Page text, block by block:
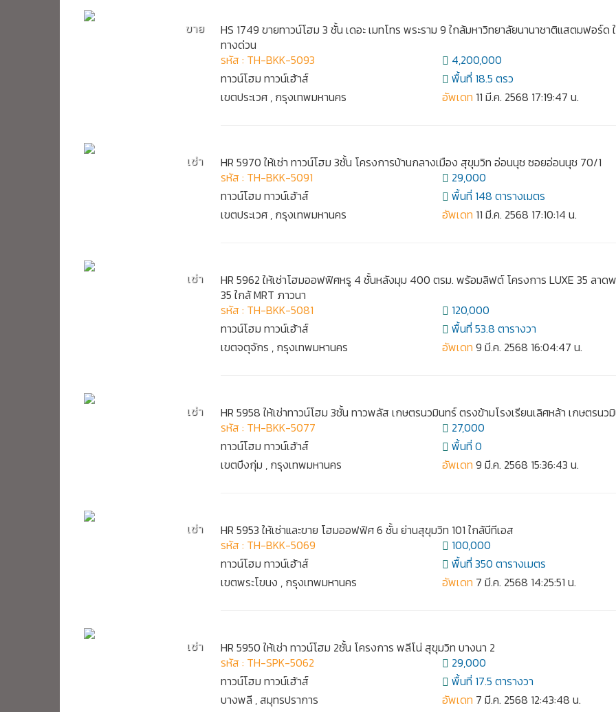
ขาย
HS 1749 ขายทาวน์โฮม 3 ชั้น เดอะ เมทโทร พระราม 9 ใกล้มหาวิทยาลัยนานาชาติแสตมฟอร์ด
ทางด่วน
รหัส : TH-BKK-5093
ทาวน์โฮม ทาวน์เฮ้าส์
เขตประเวศ , กรุงเทพมหานคร
4,200,000
พื้นที่ 18.5 ตรว
อัพเดท 11 มี.ค. 2568 17:19:47 น.
เช่า
HR 5970 ให้เช่า ทาวน์โฮม 3ชั้น โครงการบ้านกลางเมือง สุขุมวิท อ่อนนุช ซอยอ่อนนุช 70/1
รหัส : TH-BKK-5091
ทาวน์โฮม ทาวน์เฮ้าส์
เขตประเวศ , กรุงเทพมหานคร
29,000
พื้นที่ 148 ตารางเมตร
อัพเดท 11 มี.ค. 2568 17:10:14 น.
เช่า
HR 5962 ให้เช่าโฮมออฟฟิศหรู 4 ชั้นหลังมุม 400 ตรม. พร้อมลิฟต์ โครงการ LUXE 35 ลาด
35 ใกล้ MRT ภาวนา
รหัส : TH-BKK-5081
ทาวน์โฮม ทาวน์เฮ้าส์
เขตจตุจักร , กรุงเทพมหานคร
120,000
พื้นที่ 53.8 ตารางวา
อัพเดท 9 มี.ค. 2568 16:04:47 น.
เช่า
HR 5958 ให้เช่าทาวน์โฮม 3ชั้น ทาวพลัส เกษตรนวมินทร์ ตรงข้ามโรงเรียนเลิศหล้า เกษตรนว
รหัส : TH-BKK-5077
ทาวน์โฮม ทาวน์เฮ้าส์
เขตบึงกุ่ม , กรุงเทพมหานคร
27,000
พื้นที่ 0
อัพเดท 9 มี.ค. 2568 15:36:43 น.
เช่า
HR 5953 ให้เช่าและขาย โฮมออฟฟิศ 6 ชั้น ย่านสุขุมวิท 101 ใกล้บีทีเอส
รหัส : TH-BKK-5069
ทาวน์โฮม ทาวน์เฮ้าส์
เขตพระโขนง , กรุงเทพมหานคร
100,000
พื้นที่ 350 ตารางเมตร
อัพเดท 7 มี.ค. 2568 14:25:51 น.
เช่า
HR 5950 ให้เช่า ทาวน์โฮม 2ชั้น โครงการ พลีโน่ สุขุมวิท บางนา 2
รหัส : TH-SPK-5062
ทาวน์โฮม ทาวน์เฮ้าส์
บางพลี , สมุทรปราการ
29,000
พื้นที่ 17.5 ตารางวา
อัพเดท 7 มี.ค. 2568 12:43:48 น.